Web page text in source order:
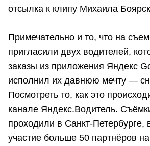
отсылка к клипу Михаила
Примечательно и то, что на
пригласили двух водителей,
заказы из приложения Яндекс
исполнил их давнюю мечту —
Посмотреть то, как это
канале Яндекс.Водитель.
проходили в Санкт-Петербурге,
участие больше 50 партнёров на